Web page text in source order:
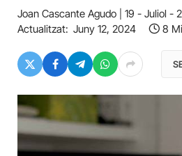
Joan Cascante Agudo
19 - Juliol -
Actualitzat: Juny 12, 2024 8